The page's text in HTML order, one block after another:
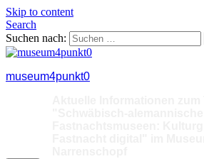
Skip to content
Search
Suchen nach:
museum4punkt0